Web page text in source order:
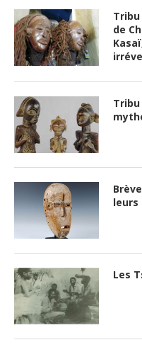
de
Tribu
leurs
Les